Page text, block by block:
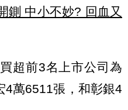
鍘 中小不妙? 回血又
超前3名上市公司為
4萬6511張，和彰銀4